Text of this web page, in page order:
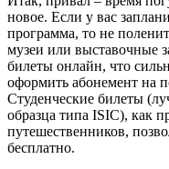
новое. Если у вас
программа, то не
музеи или выставочные
билеты онлайн, что
оформить абонемент на
Студенческие билеты
образца типа ISIC), как
путешественников,
бесплатно.